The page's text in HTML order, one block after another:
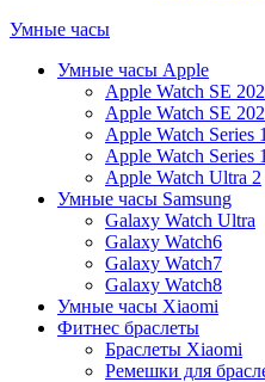
Умные часы
Умные часы Apple
Apple Watch SE
Apple Watch SE
Apple Watch Series
Apple Watch Series
Apple Watch Ultra 2
Умные часы Samsung
Galaxy Watch Ultra
Galaxy Watch6
Galaxy Watch7
Galaxy Watch8
Умные часы Xiaomi
Фитнес браслеты
Браслеты Xiaomi
Ремешки для